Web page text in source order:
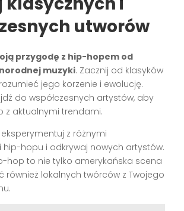
utworów
przygodę z hip-hopem od
muzyki. Zacznij od klasyków
jego korzenie i ewolucję.
do współczesnych artystów, aby
z aktualnymi trendami.
eksperymentuj z różnymi
hopu i odkrywaj nowych artystów.
hop to nie tylko amerykańska scena
również lokalnych twórców z Twojego